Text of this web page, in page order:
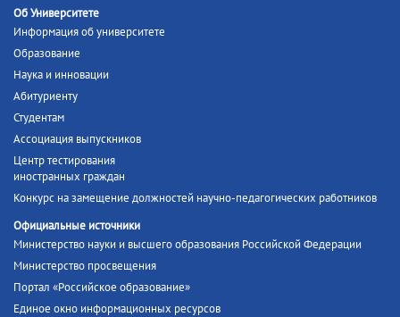
Об Университете
Информация об университете
Образование
Наука и инновации
Абитуриенту
Студентам
Ассоциация выпускников
Центр тестирования
иностранных граждан
Конкурс на замещение должностей научно-педагогических работников
Официальные источники
Министерство науки и высшего образования Российской Федерации
Министерство просвещения
Портал «Российское образование»
Единое окно информационных ресурсов